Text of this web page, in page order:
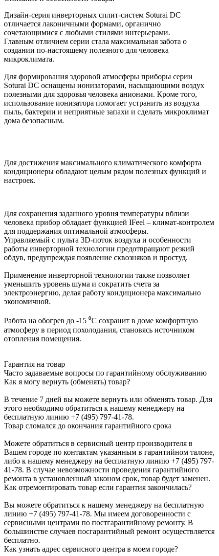
Дизайн-серия инверторных сплит-систем Soturai DC
отличается лаконичными формами, органично
сочетающимися с любыми стилями интерьерами.
Главным отличием серии стала максимальная забота о
создании по-настоящему полезного для человека
микроклимата.
Для формирования здоровой атмосферы приборы серии
Soturai DC оснащены ионизаторами, насыщающими воздух
полезными для здоровья человека анионами. Кроме того,
использование ионизатора помогает устранить из воздуха
пыль, бактерии и неприятные запахи и сделать микроклимат
дома безопасным.
Для достижения максимального климатического комфорта
кондиционеры обладают целым рядом полезных функций и
настроек.
Для сохранения заданного уровня температуры вблизи
человека прибор обладает функцией IFeel – климат-контролем
для поддержания оптимальной атмосферы.
Управляемый с пульта 3D-поток воздуха и особенности
работы инверторной технологии предотвращают резкий
обдув, предупреждая появление сквозняков и простуд.
Применение инверторной технологии также позволяет
уменьшить уровень шума и сократить счета за
электроэнергию, делая работу кондиционера максимально
экономичной.
Работа на обогрев до -15 ⁰С сохранит в доме комфортную
атмосферу в период похолодания, становясь источником
отопления помещения.
Гарантия на товар
Часто задаваемые вопросы по гарантийному обслуживанию
Как я могу вернуть (обменять) товар?
В течение 7 дней вы можете вернуть или обменять товар. Для
этого необходимо обратиться к нашему менеджеру на
бесплатную линию +7 (495) 797-41-78.
Товар сломался до окончания гарантийного срока
Можете обратиться в сервисный центр производителя в
Вашем городе по контактам указанным в гарантийном талоне,
либо к нашему менеджеру на бесплатную линию +7 (495) 797-
41-78. В случае невозможности проведения гарантийного
ремонта в установленный законом срок, товар будет заменен.
Как отремонтировать товар если гарантия закончилась?
Вы можете обратиться к нашему менеджеру на бесплатную
линию +7 (495) 797-41-78. Мы имеем договоренности с
сервисными центрами по постгарантийному ремонту. В
большинстве случаев посгарантийный ремонт осуществляется
бесплатно.
Как узнать адрес сервисного центра в моем городе?